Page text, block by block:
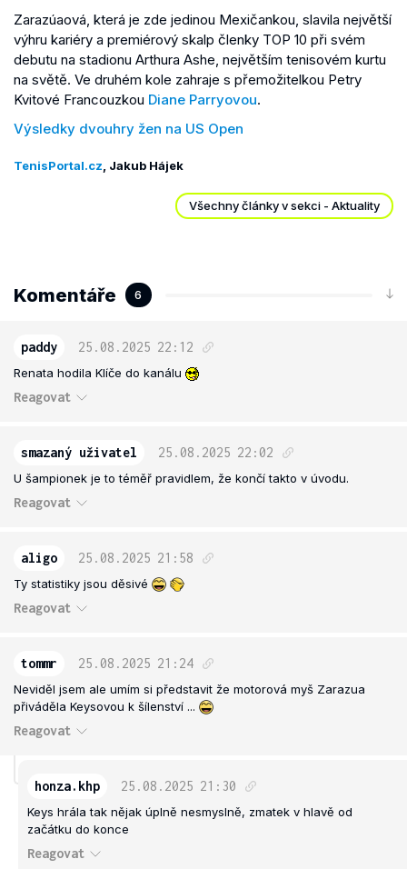
Zarazúaová, která je zde jedinou Mexičankou, slavila největší
výhru kariéry a premiérový skalp členky TOP 10 při svém
debutu na stadionu Arthura Ashe, největším tenisovém kurtu
na světě. Ve druhém kole zahraje s přemožitelkou Petry
Kvitové Francouzkou Diane Parryovou.
Výsledky dvouhry žen na US Open
TenisPortal.cz , Jakub Hájek
Všechny články v sekci - Aktuality
Komentáře 6
paddy 25.08.2025 22:12
Renata hodila Klíče do kanálu
Reagovat
smazaný uživatel 25.08.2025 22:02
U šampionek je to téměř pravidlem, že končí takto v úvodu.
Reagovat
aligo 25.08.2025 21:58
Ty statistiky jsou děsivé
Reagovat
tommr 25.08.2025 21:24
Neviděl jsem ale umím si představit že motorová myš Zarazua
přiváděla Keysovou k šílenství ...
Reagovat
honza.khp 25.08.2025 21:30
Keys hrála tak nějak úplně nesmyslně, zmatek v hlavě od
začátku do konce
Reagovat